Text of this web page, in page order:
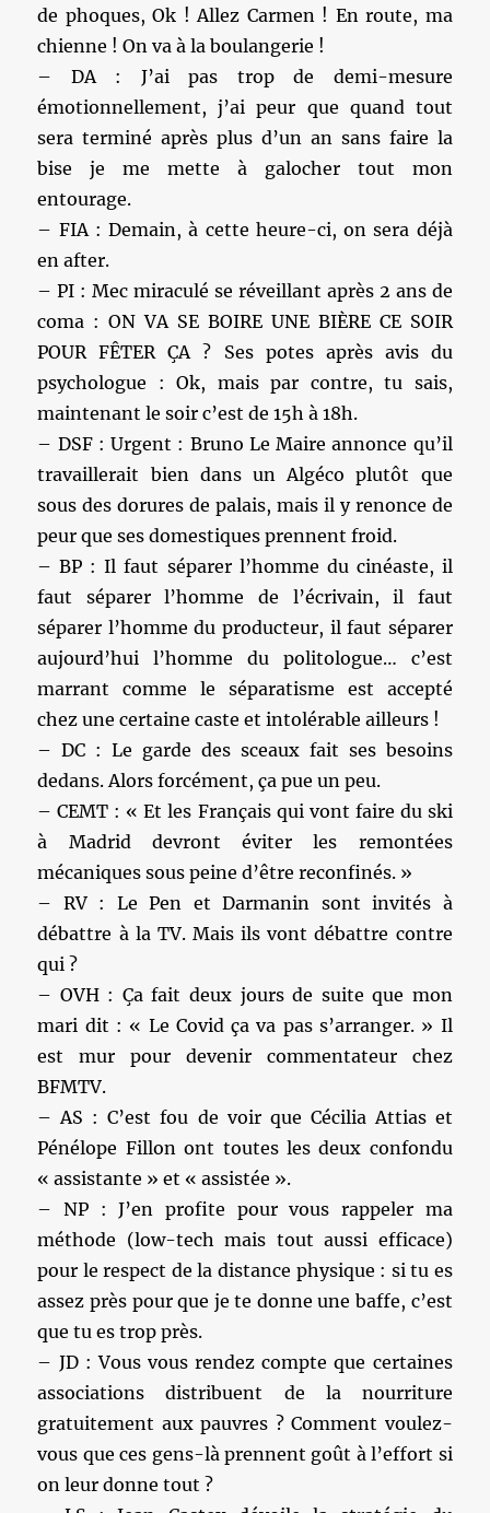
de phoques, Ok ! Allez Carmen ! En route, ma
chienne ! On va à la boulangerie !
– DA : J’ai pas trop de demi-mesure
émotionnellement, j’ai peur que quand tout
sera terminé après plus d’un an sans faire la
bise je me mette à galocher tout mon
entourage.
– FIA : Demain, à cette heure-ci, on sera déjà
en after.
– PI : Mec miraculé se réveillant après 2 ans de
coma : ON VA SE BOIRE UNE BIÈRE CE SOIR
POUR FÊTER ÇA ? Ses potes après avis du
psychologue : Ok, mais par contre, tu sais,
maintenant le soir c’est de 15h à 18h.
– DSF : Urgent : Bruno Le Maire annonce qu’il
travaillerait bien dans un Algéco plutôt que
sous des dorures de palais, mais il y renonce de
peur que ses domestiques prennent froid.
– BP : Il faut séparer l’homme du cinéaste, il
faut séparer l’homme de l’écrivain, il faut
séparer l’homme du producteur, il faut séparer
aujourd’hui l’homme du politologue… c’est
marrant comme le séparatisme est accepté
chez une certaine caste et intolérable ailleurs !
– DC : Le garde des sceaux fait ses besoins
dedans. Alors forcément, ça pue un peu.
– CEMT : « Et les Français qui vont faire du ski
à Madrid devront éviter les remontées
mécaniques sous peine d’être reconfinés. »
– RV : Le Pen et Darmanin sont invités à
débattre à la TV. Mais ils vont débattre contre
qui ?
– OVH : Ça fait deux jours de suite que mon
mari dit : « Le Covid ça va pas s’arranger. » Il
est mur pour devenir commentateur chez
BFMTV.
– AS : C’est fou de voir que Cécilia Attias et
Pénélope Fillon ont toutes les deux confondu
« assistante » et « assistée ».
– NP : J’en profite pour vous rappeler ma
méthode (low-tech mais tout aussi efficace)
pour le respect de la distance physique : si tu es
assez près pour que je te donne une baffe, c’est
que tu es trop près.
– JD : Vous vous rendez compte que certaines
associations distribuent de la nourriture
gratuitement aux pauvres ? Comment voulez-
vous que ces gens-là prennent goût à l’effort si
on leur donne tout ?